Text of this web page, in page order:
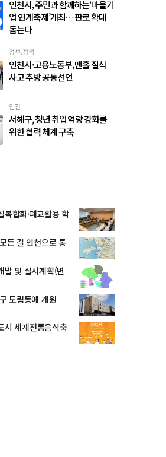
인천시, 주민과 함께하는‘마을기
업 연계축제’개최… 판로 확대
돕는다
정부.정책
인천시·고용노동부, 맨홀 질식
사고 추방 공동선언
인천
서해구, 청년 취업 역량 강화를
위한 협력 체계 구축
복합화·폐교활용 학
든 길 인천으로 통
발 및 실시계획(변
도림동에 개원
시 세계전통음식축